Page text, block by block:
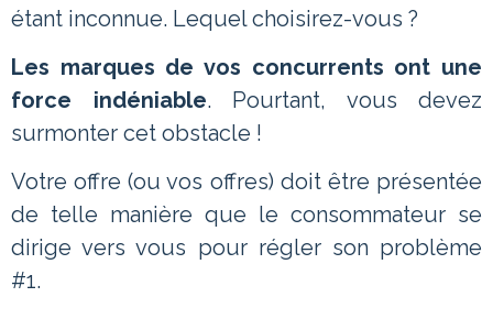
étant inconnue. Lequel choisirez-vous ?
Les marques de vos concurrents ont une
force indéniable. Pourtant, vous devez
surmonter cet obstacle !
Votre offre (ou vos offres) doit être présentée
de telle manière que le consommateur se
dirige vers vous pour régler son problème
#1.